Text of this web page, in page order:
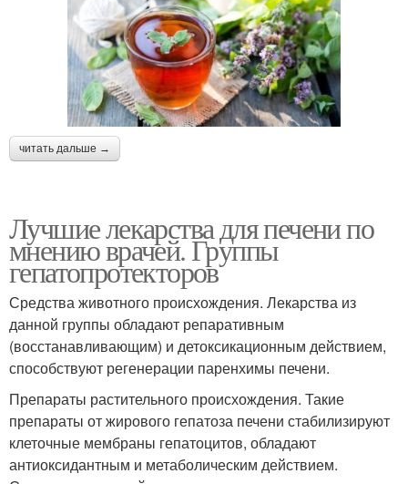
читать дальше →
Лучшие лекарства для печени по
мнению врачей. Группы
гепатопротекторов
Средства животного происхождения. Лекарства из
данной группы обладают репаративным
(восстанавливающим) и детоксикационным действием,
способствуют регенерации паренхимы печени.
Препараты растительного происхождения. Такие
препараты от жирового гепатоза печени стабилизируют
клеточные мембраны гепатоцитов, обладают
антиоксидантным и метаболическим действием.